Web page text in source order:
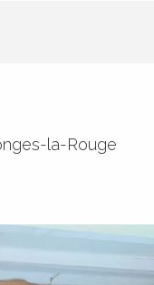
la-Rouge